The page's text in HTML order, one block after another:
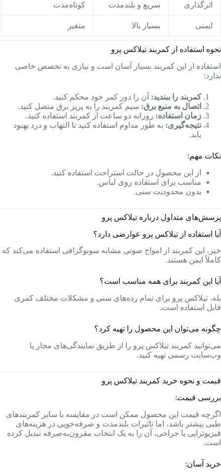
اثرگذاری سریع و بلندمدت کوتاه‌مدت
ایمنی بسیار بالا متغیر
نحوه استفاده از کمربند تیلاکس پرو
استفاده از این کمربند بسیار آسان است و نیازی به تخصص خاصی
ندارد:
کمربند را ببندید: آن را دور کمر خود محکم کنید.
اتصال به منبع برق: سیم کمربند را به پریز برق متصل کنید.
زمان استفاده: روزانه دو ساعت از کمربند استفاده کنید.
نتیجه‌گیری: به طور مداوم استفاده کنید تا التهاب و درد بهبود
یابد.
نکات مهم:
از این محصول در حالت استراحت استفاده کنید.
مناسب برای استفاده روی لباس.
بدون محدودیت سنی.
پرسش‌های متداول درباره تیلاکس پرو
آیا استفاده از تیلاکس پرو عوارضی دارد؟
خیر، این کمربند از امواج صوتی مشابه سونوگرافی استفاده می‌کند که
کاملاً ایمن هستند.
آیا این کمربند برای همه مناسب است؟
بله، تیلاکس پرو برای تمام رده‌های سنی و مشکلات مختلف کمری
قابل استفاده است.
چگونه می‌توان این محصول را تهیه کرد؟
می‌توانید کمربند تیلاکس پرو را از طریق نمایندگی‌های مجاز یا
وب‌سایت رسمی تهیه کنید.
قیمت و نحوه خرید کمربند تیلاکس پرو
بررسی قیمت:
اگرچه قیمت این محصول ممکن است در مقایسه با سایر کمربندهای
طبی بیشتر باشد، اما تاثیرات بلندمدت و صرفه‌جویی در هزینه‌های
فیزیوتراپی یا جراحی، آن را به یک انتخاب مقرون‌به‌صرفه تبدیل کرده
است.
خرید آسان: